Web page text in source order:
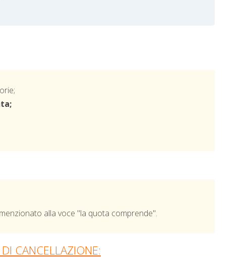
alla voce "la quota comprende".
CANCELLAZIONE: